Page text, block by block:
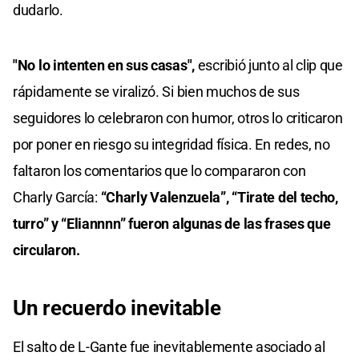
dudarlo.
"No lo intenten en sus casas",escribió junto al clip que
rápidamente se viralizó. Si bien muchos de sus
seguidores lo celebraron con humor, otros lo criticaron
por poner en riesgo su integridad física. En redes, no
faltaron los comentarios que lo compararon con
Charly García: “Charly Valenzuela”, “Tirate del techo,
turro” y “Eliannnn” fueron algunas de las frases que
circularon.
Un recuerdo inevitable
El salto de L-Gante fue inevitablemente asociado al